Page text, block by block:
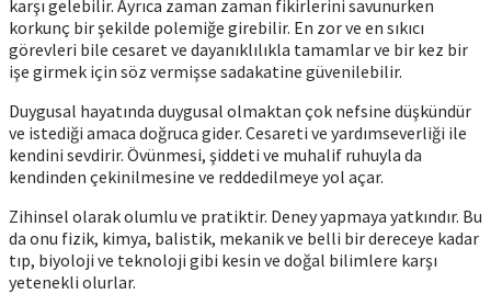
karşı gelebilir. Ayrıca zaman zaman fikirlerini savunurken
korkunç bir şekilde polemiğe girebilir. En zor ve en sıkıcı
görevleri bile cesaret ve dayanıklılıkla tamamlar ve bir kez bir
işe girmek için söz vermişse sadakatine güvenilebilir.
Duygusal hayatında duygusal olmaktan çok nefsine düşkündür
ve istediği amaca doğruca gider. Cesareti ve yardımseverliği ile
kendini sevdirir. Övünmesi, şiddeti ve muhalif ruhuyla da
kendinden çekinilmesine ve reddedilmeye yol açar.
Zihinsel olarak olumlu ve pratiktir. Deney yapmaya yatkındır. Bu
da onu fizik, kimya, balistik, mekanik ve belli bir dereceye kadar
tıp, biyoloji ve teknoloji gibi kesin ve doğal bilimlere karşı
yetenekli olurlar.